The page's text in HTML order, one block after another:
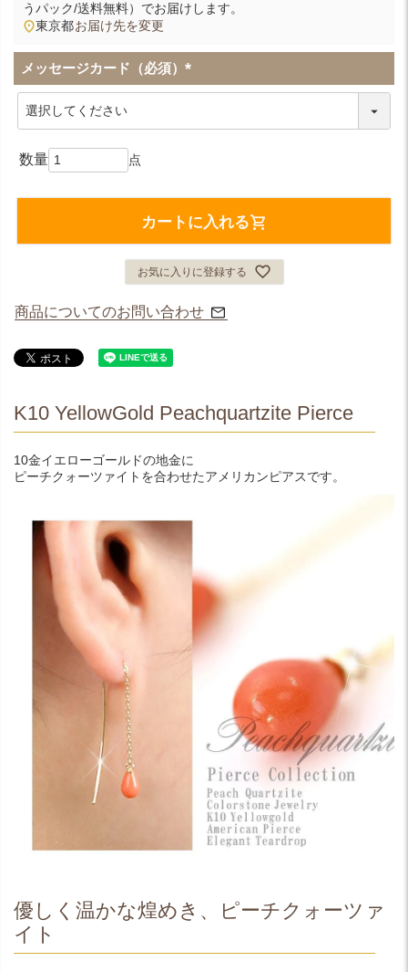
うパック/送料無料） でお届けします。
東京都お届け先を変更
メッセージカード（必須）
(
カートに入れる
お気に入りに登録する
商品についてのお問い合わせ
K10 YellowGold Peachquartzite Pierce
10金イエローゴールドの地金に
ピーチクォーツァイトを合わせたアメリカンピアスです。
優しく温かな煌めき、ピーチクォーツァ
イト